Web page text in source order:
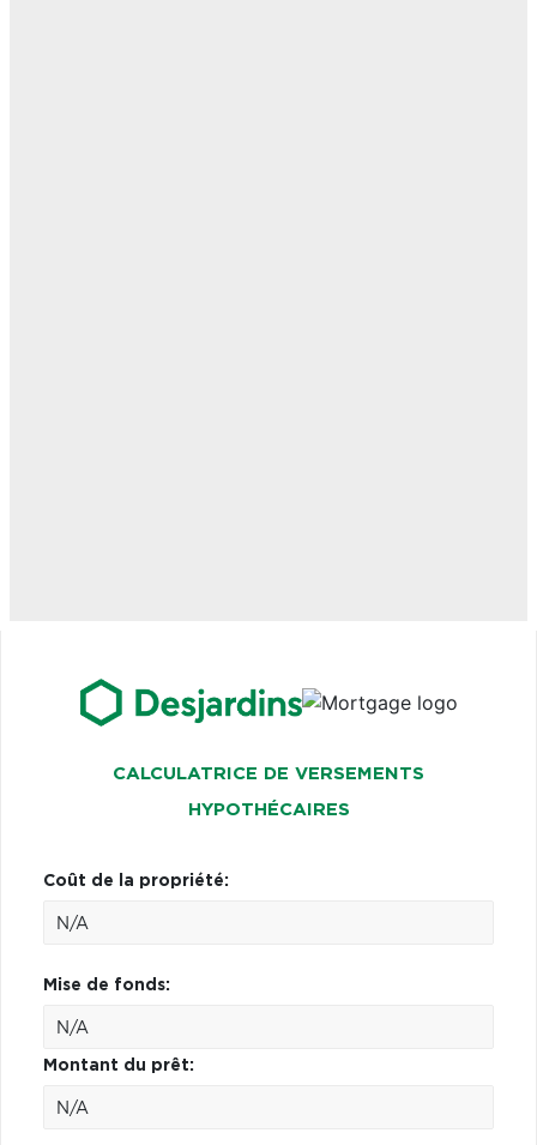
CALCULATRICE DE VERSEMENTS
HYPOTHÉCAIRES
Coût de la propriété:
Mise de fonds:
Montant du prêt: